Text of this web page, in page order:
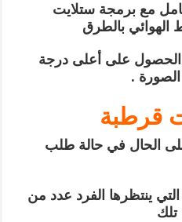
مع برمجة ستلايت
الهوائي بالطرق
الحصول على أعلى درجة
.
قرطبة
الحال في حالة طلب
ينتظرها الفرد عدد من
تلك